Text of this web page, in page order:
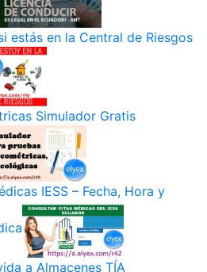
estás en la Central de Riesgos
Simulador Gratis
IESS – Fecha, Hora y
a Almacenes TÍA